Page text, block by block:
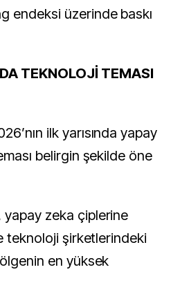
endeksi üzerinde baskı
TEKNOLOJİ TEMASI
ilk yarısında yapay
belirgin şekilde öne
yapay zeka çiplerine
teknoloji şirketlerindeki
en yüksek